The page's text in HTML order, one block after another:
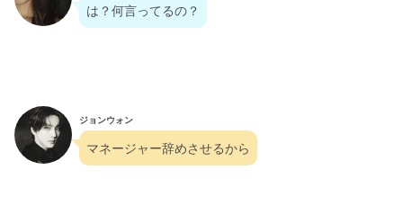
は？何言ってるの？
ジョンウォン
マネージャー辞めさせるから